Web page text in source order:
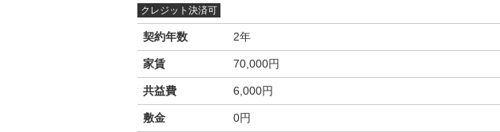
クレジット決済可
契約年数 2年
家賃 70,000円
共益費 6,000円
敷金 0円